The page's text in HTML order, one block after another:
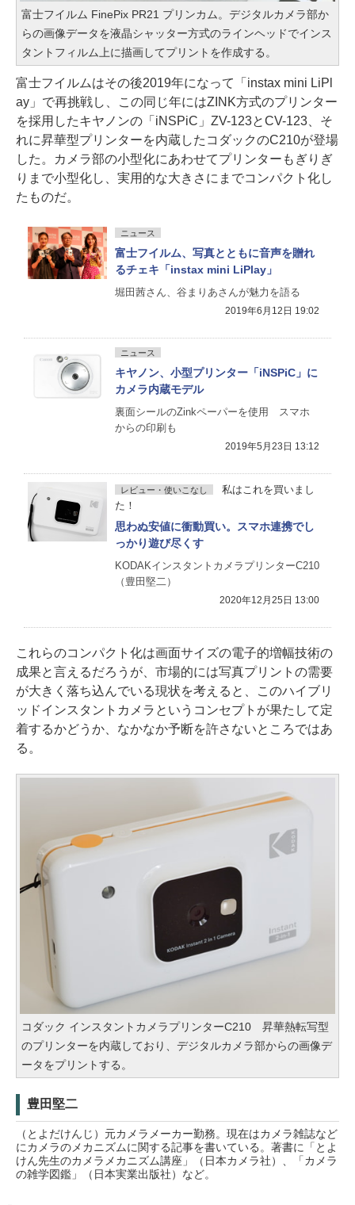
富士フイルム FinePix PR21 プリンカム。デジタルカメラ部か
らの画像データを液晶シャッター方式のラインヘッドでインス
タントフィルム上に描画してプリントを作成する。
富士フイルムはその後2019年になって「instax mini LiPl
ay」で再挑戦し、この同じ年にはZINK方式のプリンター
を採用したキヤノンの「iNSPiC」ZV-123とCV-123、そ
れに昇華型プリンターを内蔵したコダックのC210が登場
した。カメラ部の小型化にあわせてプリンターもぎりぎ
りまで小型化し、実用的な大きさにまでコンパクト化し
たものだ。
ニュース
富士フイルム、写真とともに音声を贈れ
るチェキ「instax mini LiPlay」
堀田茜さん、谷まりあさんが魅力を語る
2019年6月12日 19:02
ニュース
キヤノン、小型プリンター「iNSPiC」に
カメラ内蔵モデル
裏面シールのZinkペーパーを使用 スマホ
からの印刷も
2019年5月23日 13:12
レビュー・使いこなし
私はこれを買いまし
た！
思わぬ安値に衝動買い。スマホ連携でし
っかり遊び尽くす
KODAKインスタントカメラプリンターC210
（豊田堅二）
2020年12月25日 13:00
これらのコンパクト化は画面サイズの電子的増幅技術の
成果と言えるだろうが、市場的には写真プリントの需要
が大きく落ち込んでいる現状を考えると、このハイブリ
ッドインスタントカメラというコンセプトが果たして定
着するかどうか、なかなか予断を許さないところではあ
る。
コダック インスタントカメラプリンターC210 昇華熱転写型
のプリンターを内蔵しており、デジタルカメラ部からの画像デ
ータをプリントする。
豊田堅二
（とよだけんじ）元カメラメーカー勤務。現在はカメラ雑誌など
にカメラのメカニズムに関する記事を書いている。著書に「とよ
けん先生のカメラメカニズム講座」（日本カメラ社）、「カメラ
の雑学図鑑」（日本実業出版社）など。